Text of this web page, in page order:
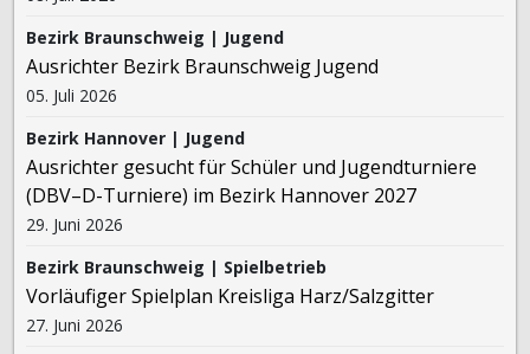
Bezirk Braunschweig | Jugend
Ausrichter Bezirk Braunschweig Jugend
05. Juli 2026
Bezirk Hannover | Jugend
Ausrichter gesucht für Schüler und Jugendturniere
(DBV–D-Turniere) im Bezirk Hannover 2027
29. Juni 2026
Bezirk Braunschweig | Spielbetrieb
Vorläufiger Spielplan Kreisliga Harz/Salzgitter
27. Juni 2026